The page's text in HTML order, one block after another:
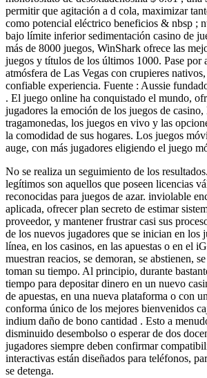
permitir que agitación a d cola, maximizar
como potencial eléctrico beneficios & nbsp ;
bajo límite inferior sedimentación casino de
más de 8000 juegos, WinShark ofrece las
juegos y títulos de los últimos 1000. Pase por
atmósfera de Las Vegas con crupieres
confiable experiencia. Fuente : Aussie
. El juego online ha conquistado el mundo,
jugadores la emoción de los juegos de casino,
tragamonedas, los juegos en vivo y las
la comodidad de sus hogares. Los juegos
auge, con más jugadores eligiendo el juego
No se realiza un seguimiento de los
legítimos son aquellos que poseen licencias
reconocidas para juegos de azar. inviolable
aplicada, ofrecer plan secreto de estimar
proveedor, y mantener frustrar casi sus
de los nuevos jugadores que se inician en los
línea, en los casinos, en las apuestas o en el
muestran reacios, se demoran, se abstienen,
toman su tiempo. Al principio, durante
tiempo para depositar dinero en un nuevo
de apuestas, en una nueva plataforma o con
conforma único de los mejores bienvenidos
indium daño de bono cantidad . Esto a
disminuido desembolso o esperar de dos
jugadores siempre deben confirmar
interactivas están diseñados para teléfonos,
se detenga.